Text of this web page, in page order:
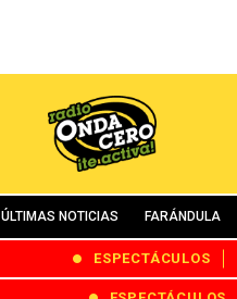
ÚLTIMAS NOTICIAS FARÁNDULA
ESPECTÁCULOS